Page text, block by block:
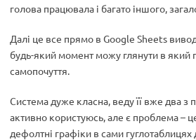
голова працювала і багато іншого,
Далі це все прямо в Google Sheets
будь-який момент можу глянути в який
самопочуття.
Система дуже класна, веду її вже два з
активно користуюсь, але є проблема –
дефолтні графіки в сами